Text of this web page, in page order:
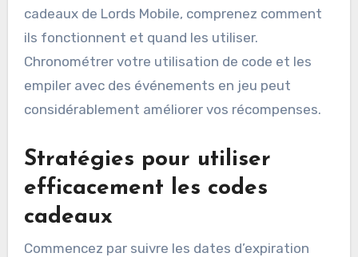
cadeaux de Lords Mobile, comprenez comment
ils fonctionnent et quand les utiliser.
Chronométrer votre utilisation de code et les
empiler avec des événements en jeu peut
considérablement améliorer vos récompenses.
Stratégies pour utiliser
efficacement les codes
cadeaux
Commencez par suivre les dates d’expiration